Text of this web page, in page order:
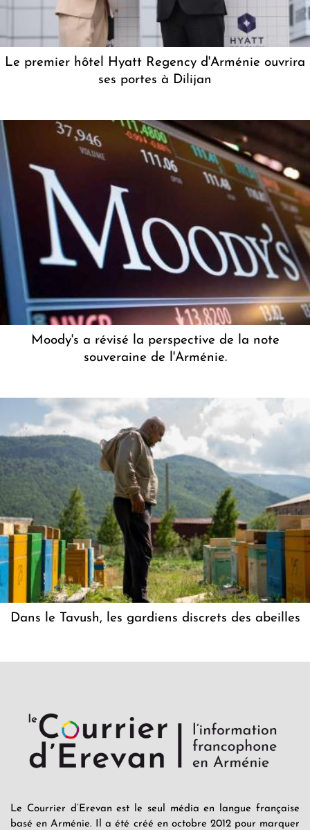
Le premier hôtel Hyatt Regency d'Arménie ouvrira
ses portes à Dilijan
Moody's a révisé la perspective de la note
souveraine de l'Arménie.
Dans le Tavush, les gardiens discrets des abeilles
Le Courrier d’Erevan est le seul média en langue française
basé en Arménie. Il a été créé en octobre 2012 pour marquer